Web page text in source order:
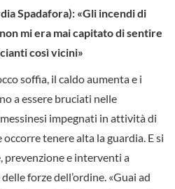
Spadafora): «Gli incendi di
mi era mai capitato di sentire
così vicini»
soffia, il caldo aumenta e i
a essere bruciati nelle
impegnati in attività di
tenere alta la guardia. E si
prevenzione e interventi a
forze dell’ordine. «Guai ad